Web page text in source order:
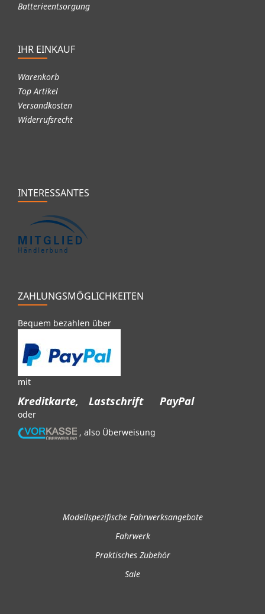
Batterieentsorgung
IHR EINKAUF
Warenkorb
Top Artikel
Versandkosten
Widerrufsrecht
INTERESSANTES
ZAHLUNGSMÖGLICHKEITEN
Bequem bezahlen über
mit
Kreditkarte, Lastschrift PayPal
oder
, also Überweisung
Modellspezifische Fahrwerksangebote
Fahrwerk
Praktisches Zubehör
Sale